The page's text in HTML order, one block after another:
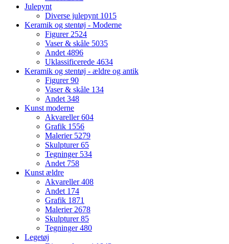
Julepynt
Diverse julepynt 1015
Keramik og stentøj - Moderne
Figurer 2524
Vaser & skåle 5035
Andet 4896
Uklassificerede 4634
Keramik og stentøj - ældre og antik
Figurer90
Vaser & skåle 134
Andet 348
Kunst moderne
Akvareller604
Grafik 1556
Malerier 5279
Skulpturer65
Tegninger 534
Andet 758
Kunst ældre
Akvareller408
Andet 174
Grafik 1871
Malerier 2678
Skulpturer85
Tegninger480
Legetøj